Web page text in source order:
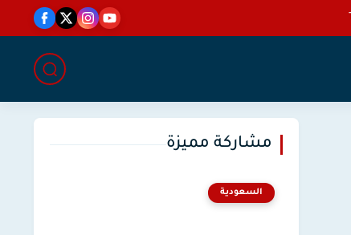
مشاركة مميزة
السعودية